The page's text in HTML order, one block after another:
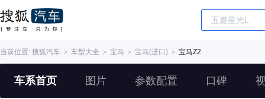
当前位置: 搜狐汽车 ＞ 车型大全 ＞ 宝马 ＞ 宝马(进口) ＞ 宝马Z2
车系首页 图片 参数配置 口碑